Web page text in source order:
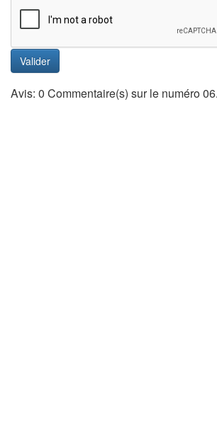
Valider
Avis: 0 Commentaire(s) sur le numéro